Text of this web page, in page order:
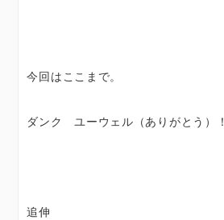
今回はここまで。
ダンク ユーウェル（ありがとう）！
追伸